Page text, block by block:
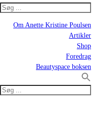
Om Anette Kristine Poulsen
Artikler
Shop
Foredrag
Beautyspace boksen